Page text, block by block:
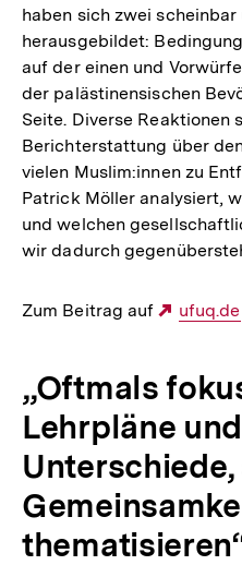
haben sich zwei
herausgebildet:
auf der einen und
der palästinensischen
Seite. Diverse Reaktionen
Berichterstattung über
vielen Muslim:innen zu
Patrick Möller analysiert,
und welchen
wir dadurch
Zum Beitrag auf
Externer
ufuq.de
„Oftmals
Lehrpläne